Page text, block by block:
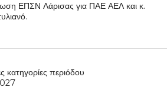
ΕΠΣΝ Λάρισας για ΠΑΕ ΑΕΛ και κ.
κατηγορίες περιόδου